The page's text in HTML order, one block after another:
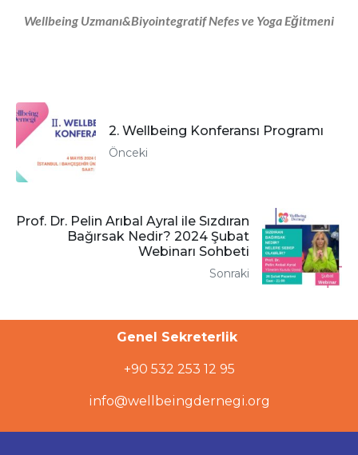
Wellbeing Uzmanı&Biyointegratif Nefes ve Yoga Eğitmeni
2. Wellbeing Konferansı Programı
Önceki
Prof. Dr. Pelin Arıbal Ayral ile Sızdıran
Bağırsak Nedir? 2024 Şubat
Webinarı Sohbeti
Sonraki
Genel Sekreterlik
+90 532 253 12 95
info@wellbeingdernegi.org